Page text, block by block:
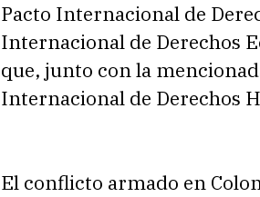
Pacto Internacional de
Internacional de Derechos
que, junto con la
Internacional de Derechos
El conflicto armado en